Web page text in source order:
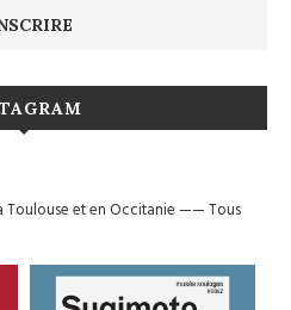
Toulouse et en Occitanie——Tous